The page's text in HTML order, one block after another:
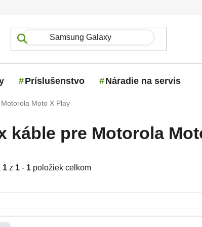
Príslušenstvo Náradie na servis
Moto X Play
káble pre Motorola
1 z 1 - 1 položiek celkom